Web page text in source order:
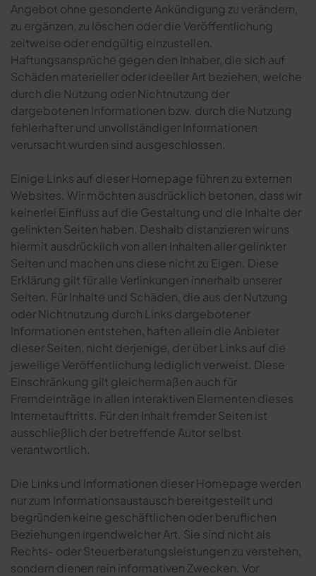
Angebot ohne gesonderte Ankündigung zu verändern,
zu ergänzen, zu löschen oder die Veröffentlichung
zeitweise oder endgültig einzustellen.
Haftungsansprüche gegen den Inhaber, die sich auf
Schäden materieller oder ideeller Art beziehen, welche
durch die Nutzung oder Nichtnutzung der
dargebotenen Informationen bzw. durch die Nutzung
fehlerhafter und unvollständiger Informationen
verursacht wurden sind ausgeschlossen.
Einige Links auf dieser Homepage führen zu externen
Websites. Wir möchten ausdrücklich betonen, dass wir
keinerlei Einfluss auf die Gestaltung und die Inhalte der
gelinkten Seiten haben. Deshalb distanzieren wir uns
hiermit ausdrücklich von allen Inhalten aller gelinkter
Seiten und machen uns diese nicht zu Eigen. Diese
Erklärung gilt für alle Verlinkungen innerhalb unserer
Seiten. Für Inhalte und Schäden, die aus der Nutzung
oder Nichtnutzung durch Links dargebotener
Informationen entstehen, haften allein die Anbieter
dieser Seiten, nicht derjenige, der über Links auf die
jeweilige Veröffentlichung lediglich verweist. Diese
Einschränkung gilt gleichermaßen auch für
Fremdeinträge in allen interaktiven Elementen dieses
Internetauftritts. Für den Inhalt fremder Seiten ist
ausschließlich der betreffende Autor selbst
verantwortlich.
Die Links und Informationen dieser Homepage werden
nur zum Informationsaustausch bereitgestellt und
begründen keine geschäftlichen oder beruflichen
Beziehungen irgendwelcher Art. Sie sind nicht als
Rechts- oder Steuerberatungsleistungen zu verstehen,
sondern dienen rein informativen Zwecken. Vor